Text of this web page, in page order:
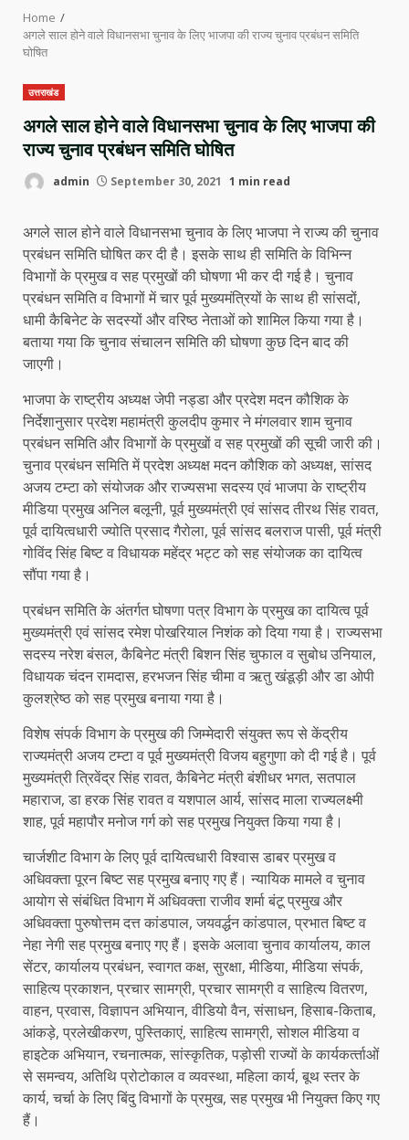
Home
अगले साल होने वाले विधानसभा चुनाव के लिए भाजपा की राज्य चुनाव प्रबंधन समिति
घोषित
उत्तराखंड
अगले साल होने वाले विधानसभा चुनाव के लिए भाजपा की
राज्य चुनाव प्रबंधन समिति घोषित
admin September 30, 2021 1 min read
अगले साल होने वाले विधानसभा चुनाव के लिए भाजपा ने राज्य की चुनाव
प्रबंधन समिति घोषित कर दी है। इसके साथ ही समिति के विभिन्न
विभागों के प्रमुख व सह प्रमुखों की घोषणा भी कर दी गई है। चुनाव
प्रबंधन समिति व विभागों में चार पूर्व मुख्यमंत्रियों के साथ ही सांसदों,
धामी कैबिनेट के सदस्यों और वरिष्ठ नेताओं को शामिल किया गया है।
बताया गया कि चुनाव संचालन समिति की घोषणा कुछ दिन बाद की
जाएगी।
भाजपा के राष्ट्रीय अध्यक्ष जेपी नड्डा और प्रदेश मदन कौशिक के
निर्देशानुसार प्रदेश महामंत्री कुलदीप कुमार ने मंगलवार शाम चुनाव
प्रबंधन समिति और विभागों के प्रमुखों व सह प्रमुखों की सूची जारी की।
चुनाव प्रबंधन समिति में प्रदेश अध्यक्ष मदन कौशिक को अध्यक्ष, सांसद
अजय टम्टा को संयोजक और राज्यसभा सदस्य एवं भाजपा के राष्ट्रीय
मीडिया प्रमुख अनिल बलूनी, पूर्व मुख्यमंत्री एवं सांसद तीरथ सिंह रावत,
पूर्व दायित्वधारी ज्योति प्रसाद गैरोला, पूर्व सांसद बलराज पासी, पूर्व मंत्री
गोविंद सिंह बिष्ट व विधायक महेंद्र भट्ट को सह संयोजक का दायित्व
सौंपा गया है।
प्रबंधन समिति के अंतर्गत घोषणा पत्र विभाग के प्रमुख का दायित्व पूर्व
मुख्यमंत्री एवं सांसद रमेश पोखरियाल निशंक को दिया गया है। राज्यसभा
सदस्य नरेश बंसल, कैबिनेट मंत्री बिशन सिंह चुफाल व सुबोध उनियाल,
विधायक चंदन रामदास, हरभजन सिंह चीमा व ऋतु खंडूड़ी और डा ओपी
कुलश्रेष्ठ को सह प्रमुख बनाया गया है।
विशेष संपर्क विभाग के प्रमुख की जिम्मेदारी संयुक्त रूप से केंद्रीय
राज्यमंत्री अजय टम्टा व पूर्व मुख्यमंत्री विजय बहुगुणा को दी गई है। पूर्व
मुख्यमंत्री त्रिवेंद्र सिंह रावत, कैबिनेट मंत्री बंशीधर भगत, सतपाल
महाराज, डा हरक सिंह रावत व यशपाल आर्य, सांसद माला राज्यलक्ष्मी
शाह, पूर्व महापौर मनोज गर्ग को सह प्रमुख नियुक्त किया गया है।
चार्जशीट विभाग के लिए पूर्व दायित्वधारी विश्वास डाबर प्रमुख व
अधिवक्ता पूरन बिष्ट सह प्रमुख बनाए गए हैं। न्यायिक मामले व चुनाव
आयोग से संबंधित विभाग में अधिवक्ता राजीव शर्मा बंटू प्रमुख और
अधिवक्ता पुरुषोत्तम दत्त कांडपाल, जयवर्द्धन कांडपाल, प्रभात बिष्ट व
नेहा नेगी सह प्रमुख बनाए गए हैं। इसके अलावा चुनाव कार्यालय, काल
सेंटर, कार्यालय प्रबंधन, स्वागत कक्ष, सुरक्षा, मीडिया, मीडिया संपर्क,
साहित्य प्रकाशन, प्रचार सामग्री, प्रचार सामग्री व साहित्य वितरण,
वाहन, प्रवास, विज्ञापन अभियान, वीडियो वैन, संसाधन, हिसाब-किताब,
आंकड़े, प्रलेखीकरण, पुस्तिकाएं, साहित्य सामग्री, सोशल मीडिया व
हाइटेक अभियान, रचनात्मक, सांस्कृतिक, पड़ोसी राज्यों के कार्यकर्त्‍ताओं
से समन्वय, अतिथि प्रोटोकाल व व्यवस्था, महिला कार्य, बूथ स्तर के
कार्य, चर्चा के लिए बिंदु विभागों के प्रमुख, सह प्रमुख भी नियुक्त किए गए
हैं।